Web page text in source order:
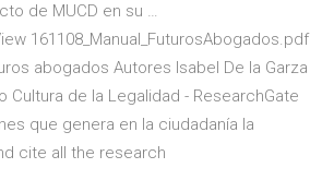
de MUCD en su …
161108_Manual_FuturosAbogados.pdf
abogados Autores Isabel De la Garza
Cultura de la Legalidad - ResearchGate
que genera en la ciudadanía la
cite all the research